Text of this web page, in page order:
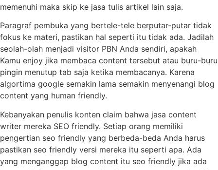
memenuhi maka skip ke jasa tulis artikel lain saja.
Paragraf pembuka yang bertele-tele berputar-putar tidak
fokus ke materi, pastikan hal seperti itu tidak ada. Jadilah
seolah-olah menjadi visitor PBN Anda sendiri, apakah
Kamu enjoy jika membaca content tersebut atau buru-buru
pingin menutup tab saja ketika membacanya. Karena
algortima google semakin lama semakin menyenangi blog
content yang human friendly.
Kebanyakan penulis konten claim bahwa jasa content
writer mereka SEO friendly. Setiap orang memiliki
pengertian seo friendly yang berbeda-beda Anda harus
pastikan seo friendly versi mereka itu seperti apa. Ada
yang menganggap blog content itu seo friendly jika ada